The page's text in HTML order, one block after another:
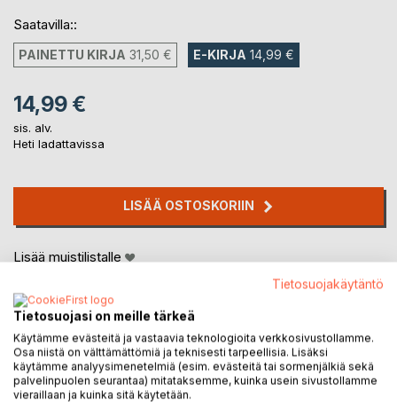
Saatavilla::
PAINETTU KIRJA 31,50 € E-KIRJA 14,99 €
14,99 €
sis. alv.
Heti ladattavissa
LISÄÄ OSTOSKORIIN
Lisää muistilistalle
Tietosuojakäytäntö
Tietosuojasi on meille tärkeä
Käytämme evästeitä ja vastaavia teknologioita verkkosivustollamme.
Osa niistä on välttämättömiä ja teknisesti tarpeellisia. Lisäksi
käytämme analyysimenetelmiä (esim. evästeitä tai sormenjälkiä sekä
palvelinpuolen seurantaa) mitataksemme, kuinka usein sivustollamme
vieraillaan ja kuinka sitä käytetään.